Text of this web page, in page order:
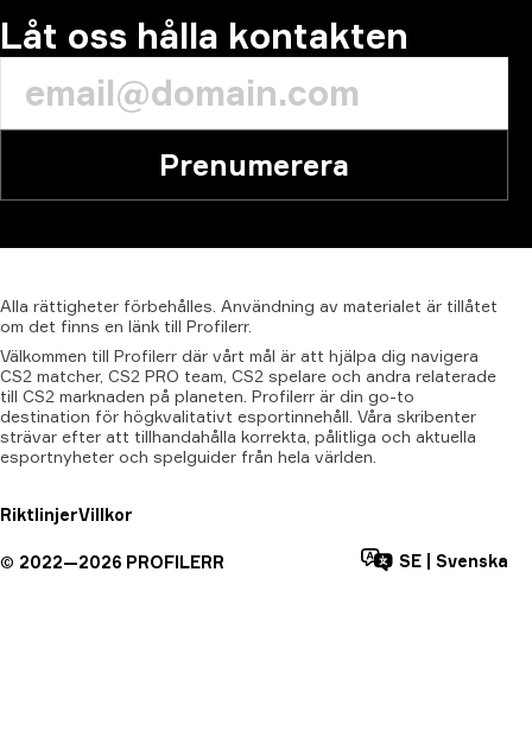
Låt oss hålla kontakten
Prenumerera
Alla rättigheter förbehålles. Användning av materialet är tillåtet
om det finns en länk till Profilerr.
Välkommen till Profilerr där vårt mål är att hjälpa dig navigera
CS2 matcher, CS2 PRO team, CS2 spelare och andra relaterade
till CS2 marknaden på planeten. Profilerr är din go-to
destination för högkvalitativt esportinnehåll. Våra skribenter
strävar efter att tillhandahålla korrekta, pålitliga och aktuella
esportnyheter och spelguider från hela världen.
RiktlinjerVillkor
© 2022—2026 PROFILERR SE Svenska